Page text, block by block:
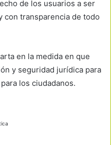
de los usuarios a ser
con transparencia de todo
en la medida en que
y seguridad jurídica para
los ciudadanos.